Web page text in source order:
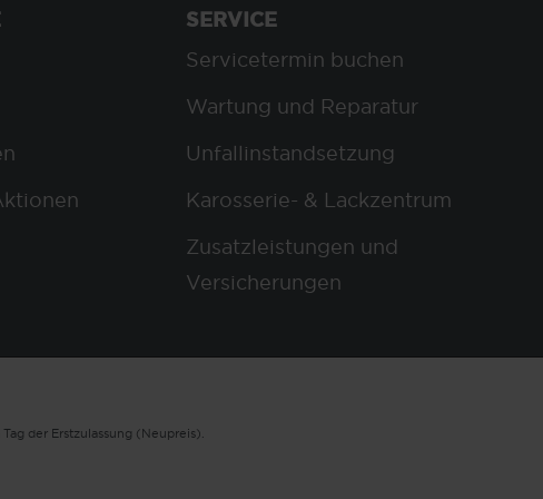
SERVICE
Servicetermin buchen
Wartung und Reparatur
Unfallinstandsetzung
Karosserie- & Lackzentrum
Zusatzleistungen und
Versicherungen
der Erstzulassung (Neupreis).